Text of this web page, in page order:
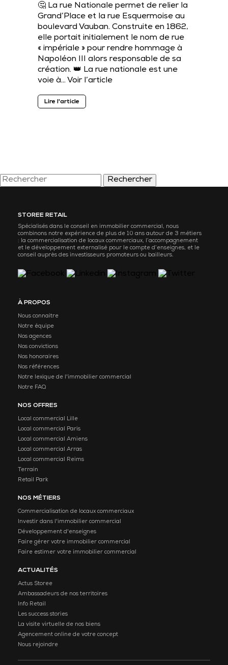
🤔 La rue Nationale permet de relier la
Grand’Place et la rue Esquermoise au
boulevard Vauban. Construite en 1862,
elle portait initialement le nom de rue
« impériale » pour rendre hommage à
Napoléon III alors responsable de sa
création. 👑 La rue nationale est une
voie à… Voir l’article
Lire l'article
Rechercher
STOREE RETAIL
Spécialisés dans le conseil en immobilier commercial, nous
combinons notre expérience de plus de 10 ans autour de 3 métiers
: la commercialisation de locaux commerciaux, l’accompagnement
et le développement externalisé pour le compte d’enseignes, et le
conseil auprès des investisseurs promoteurs ou bailleurs.
À PROPOS
Nous connaitre
Notre équipe
Nos agences
Nos convictions
Nos honoraires
Nos références
Notre lexique de l'immobilier commercial
Notre FAQ
NOS OFFRES
Local commercial Lille
Local commercial Paris
Local commercial Amiens
Local commercial Arras
Local commercial Reims
Terrain
Retail Park
NOS MÉTIERS
Commercialisation de locaux commerciaux
Investir dans l'immobilier commercial
Développement d'enseignes
Faire gérer votre immobilier commercial
Faire estimer votre immobilier commercial
ACTUALITÉS
Actus Storee
Ambassadeurs de nos territoires
Info Retail
Les success stories
La visite virtuelle de nos biens
Agencement online de votre concept
Nous rejoindre